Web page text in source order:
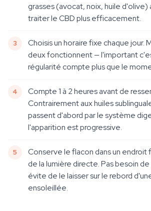
grasses (avocat, noix, huile d'olive)
traiter le CBD plus efficacement.
Choisis un horaire fixe chaque jour.
deux fonctionnent — l'important
régularité compte plus que le
Compte 1 à 2 heures avant de
Contrairement aux huiles
passent d'abord par le système
l'apparition est progressive.
Conserve le flacon dans un endroit
de la lumière directe. Pas besoin
évite de le laisser sur le rebord
ensoleillée.